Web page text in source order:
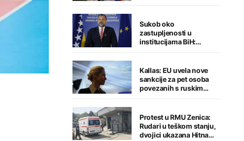
Sukob oko
zastupljenosti u
institucijama BiH:
Konaković otvorio
odgovore
Kallas: EU uvela nove
sankcije za pet osoba
povezanih s ruskim
vojno-industrijskim
Protest u RMU Zenica:
Rudari u teškom stanju,
dvojici ukazana Hitna